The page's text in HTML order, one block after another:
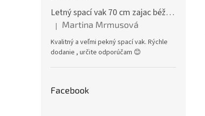
Letný spací vak 70 cm zajac béžový zips na boku
Hodnotenie produktu je 5 z 5 hviezdičiek.
| Martina Mrmusová
Kvalitný a veľmi pekný spací vak. Rýchle
dodanie , určite odporúčam 😊
Facebook